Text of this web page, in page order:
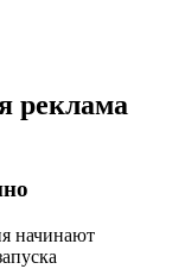
реклама
начинают